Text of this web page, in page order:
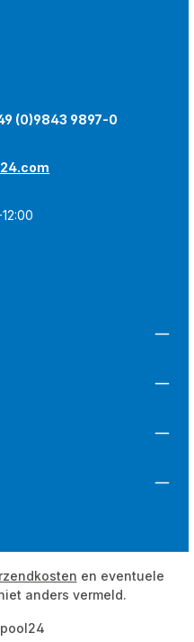
(0)9843 9897-0
en eventuele
anders vermeld.